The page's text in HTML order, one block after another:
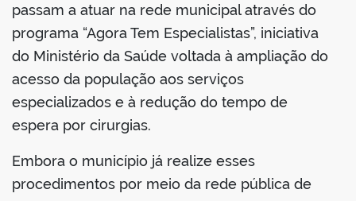
passam a atuar na rede municipal através do
programa “Agora Tem Especialistas”, iniciativa
do Ministério da Saúde voltada à ampliação do
acesso da população aos serviços
especializados e à redução do tempo de
espera por cirurgias.
Embora o município já realize esses
procedimentos por meio da rede pública de